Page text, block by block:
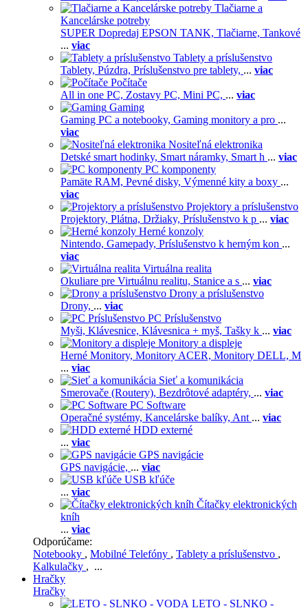
Tlačiarne a
Kancelárske potreby
SUPER Dopredaj EPSON TANK, Tlačiarne, Tankové
... viac
Tablety a príslušenstvo
Tablety, Púzdra, Príslušenstvo pre tablety, ... viac
Počítače
All in one PC, Zostavy PC, Mini PC, ... viac
Gaming
Gaming PC a notebooky, Gaming monitory a pro ...
viac
Nositeľná elektronika
Detské smart hodinky, Smart náramky, Smart h ... viac
PC komponenty
Pamäte RAM, Pevné disky, Výmenné kity a boxy ...
viac
Projektory a príslušenstvo
Projektory, Plátna, Držiaky, Príslušenstvo k p ... viac
Herné konzoly
Nintendo, Gamepady, Príslušenstvo k herným kon ...
viac
Virtuálna realita
Okuliare pre Virtuálnu realitu, Stanice a s ... viac
Drony a príslušenstvo
Drony, ... viac
PC Príslušenstvo
Myši, Klávesnice, Klávesnica + myš, Tašky k ... viac
Monitory a displeje
Herné Monitory, Monitory ACER, Monitory DELL, M
... viac
Sieť a komunikácia
Smerovače (Routery), Bezdrôtové adaptéry, ... viac
PC Software
Operačné systémy, Kancelárske balíky, Ant ... viac
HDD externé
... viac
GPS navigácie
GPS navigácie, ... viac
USB kľúče
... viac
Čítačky elektronických
kníh
... viac
Odporúčame:
Notebooky , Mobilné Telefóny , Tablety a príslušenstvo ,
Kalkulačky , ...
Hračky
Hračky
LETO - SLNKO -